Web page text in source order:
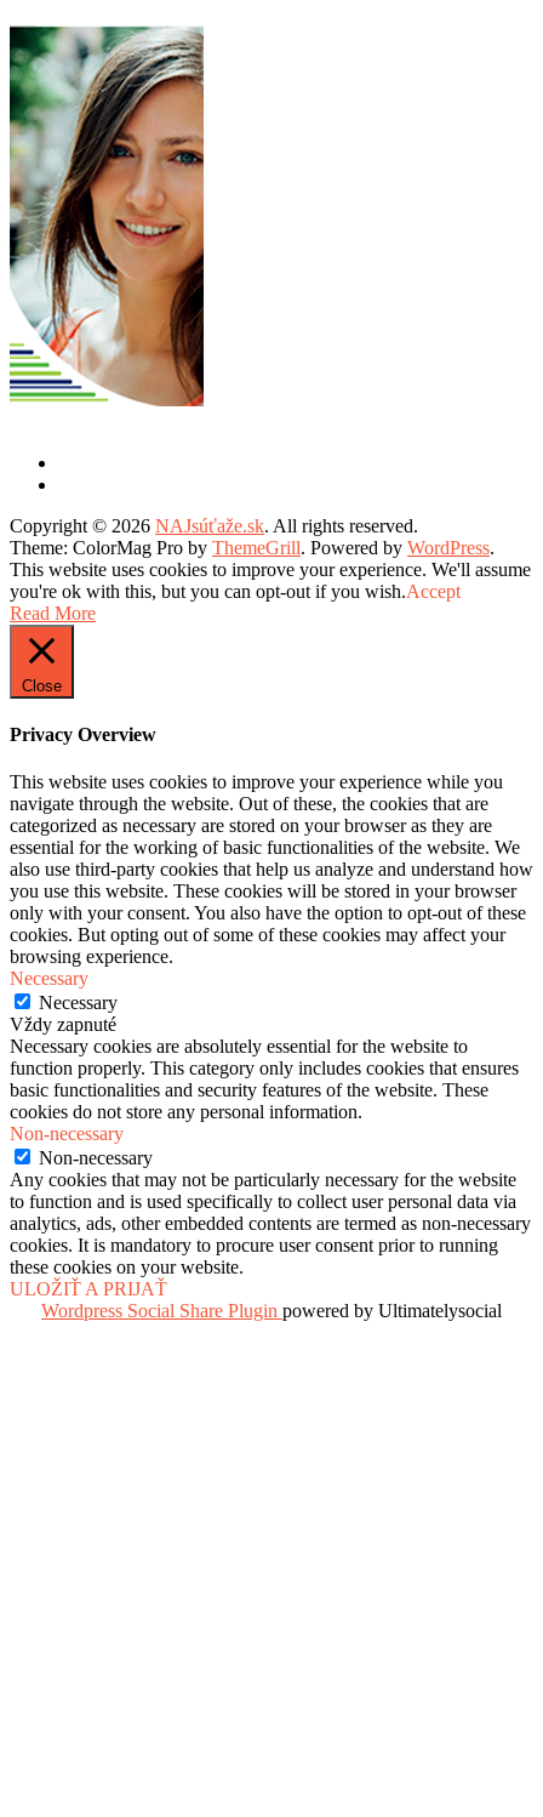
Copyright © 2026 NAJsúťaže.sk. All rights reserved.
Theme: ColorMag Pro by ThemeGrill. Powered by WordPress.
This website uses cookies to improve your experience. We'll assume
you're ok with this, but you can opt-out if you wish.Accept
Read More
Close
Privacy Overview
This website uses cookies to improve your experience while you
navigate through the website. Out of these, the cookies that are
categorized as necessary are stored on your browser as they are
essential for the working of basic functionalities of the website. We
also use third-party cookies that help us analyze and understand how
you use this website. These cookies will be stored in your browser
only with your consent. You also have the option to opt-out of these
cookies. But opting out of some of these cookies may affect your
browsing experience.
Necessary
Necessary
Vždy zapnuté
Necessary cookies are absolutely essential for the website to
function properly. This category only includes cookies that ensures
basic functionalities and security features of the website. These
cookies do not store any personal information.
Non-necessary
Non-necessary
Any cookies that may not be particularly necessary for the website
to function and is used specifically to collect user personal data via
analytics, ads, other embedded contents are termed as non-necessary
cookies. It is mandatory to procure user consent prior to running
these cookies on your website.
ULOŽIŤ A PRIJAŤ
Wordpress Social Share Plugin powered by Ultimatelysocial